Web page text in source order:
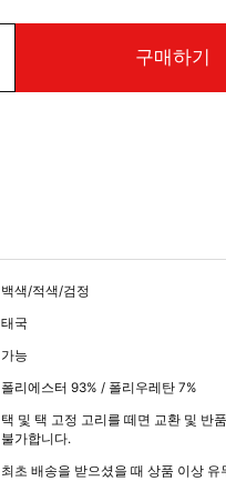
구매하기
백색/적색/검정
태국
가능
폴리에스터 93% / 폴리우레탄 7%
택 및 택 고정 고리를 떼면 교환 및 반품
불가합니다.
최초 배송을 받으셨을 때 상품 이상 유